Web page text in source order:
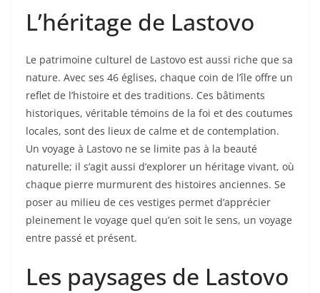
L’héritage de Lastovo
Le patrimoine culturel de Lastovo est aussi riche que sa
nature. Avec ses 46 églises, chaque coin de l’île offre un
reflet de l’histoire et des traditions. Ces bâtiments
historiques, véritable témoins de la foi et des coutumes
locales, sont des lieux de calme et de contemplation.
Un voyage à Lastovo ne se limite pas à la beauté
naturelle; il s’agit aussi d’explorer un héritage vivant, où
chaque pierre murmurent des histoires anciennes. Se
poser au milieu de ces vestiges permet d’apprécier
pleinement le voyage quel qu’en soit le sens, un voyage
entre passé et présent.
Les paysages de Lastovo